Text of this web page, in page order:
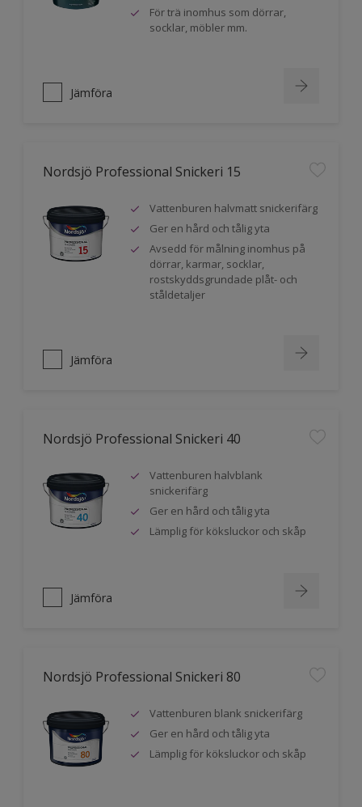
För trä inomhus som dörrar,
socklar, möbler mm.
Jämföra
Nordsjö Professional Snickeri 15
Vattenburen halvmatt snickerifärg
Ger en hård och tålig yta
Avsedd för målning inomhus på
dörrar, karmar, socklar,
rostskyddsgrundade plåt- och
ståldetaljer
Jämföra
Nordsjö Professional Snickeri 40
Vattenburen halvblank
snickerifärg
Ger en hård och tålig yta
Lämplig för köksluckor och skåp
Jämföra
Nordsjö Professional Snickeri 80
Vattenburen blank snickerifärg
Ger en hård och tålig yta
Lämplig för köksluckor och skåp